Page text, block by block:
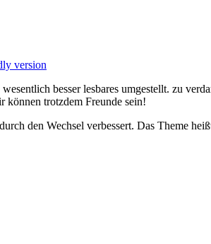
version
besser lesbares umgestellt. zu
können trotzdem Freunde sein!
den Wechsel verbessert. Das Theme